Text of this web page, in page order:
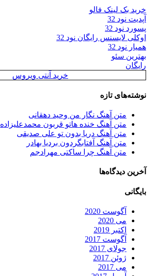
خرید بک لینک فالو
آپدیت نود 32
پسورد نود 32
اوکلی لایسنس رایگان نود 32
همیار نود 32
بهترین سئو
رایگان
خرید آنتی ویروس
نوشته‌های تازه
متن آهنگ نگار من وحید دهقانی
متن آهنگ خنده هاتو قربون محمدعلیزاده
متن آهنگ دریا بدون تو علی صدیقی
متن آهنگ آفتابگردون بردیا بهادر
متن آهنگ چرا ساکتی مهرادجم
آخرین دیدگاه‌ها
بایگانی
آگوست 2020
می 2020
اکتبر 2019
آگوست 2017
جولای 2017
ژوئن 2017
می 2017